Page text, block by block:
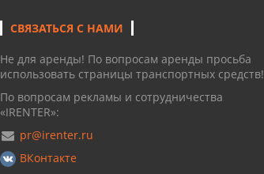
СВЯЗАТЬСЯ С НАМИ
Не для аренды! По вопросам аренды просьба
использовать страницы транспортных средств!
По вопросам рекламы и сотрудничества
«IRENTER»:
pr@irenter.ru
ВКонтакте